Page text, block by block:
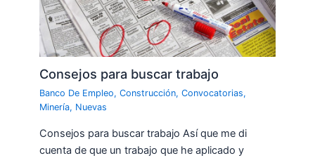
Consejos para buscar trabajo
Banco De Empleo,Construcción,Convocatorias,
Minería, Nuevas
Consejos para buscar trabajo Así que me di
cuenta de que un trabajo que he aplicado y